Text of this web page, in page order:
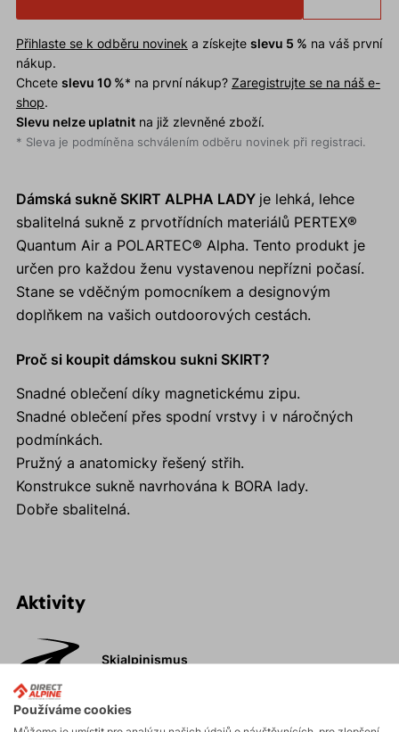
Přihlaste se k odběru novinek a získejte slevu 5 % na váš první
nákup.
Chcete slevu 10 %* na první nákup? Zaregistrujte se na náš e-
shop.
Slevu nelze uplatnitna již zlevněné zboží.
* Sleva je podmíněna schválením odběru novinek při registraci.
Dámská sukně SKIRT ALPHA LADY je lehká, lehce
sbalitelná sukně z prvotřídních materiálů PERTEX®
Quantum Air a POLARTEC® Alpha. Tento produkt je
určen pro každou ženu vystavenou nepřízni počasí.
Stane se vděčným pomocníkem a designovým
doplňkem na vašich outdoorových cestách.
Proč si koupit dámskou sukni SKIRT?
Snadné oblečení díky magnetickému zipu.
Snadné oblečení přes spodní vrstvy i v náročných
podmínkách.
Pružný a anatomicky řešený střih.
Konstrukce sukně navrhována k BORA lady.
Dobře sbalitelná.
Aktivity
Skialpinismus
Turistika
Používáme cookies